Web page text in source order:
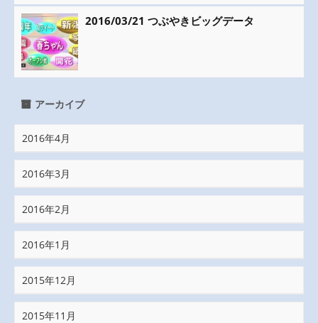
2016/03/21 つぶやきビッグデータ
アーカイブ
2016年4月
2016年3月
2016年2月
2016年1月
2015年12月
2015年11月